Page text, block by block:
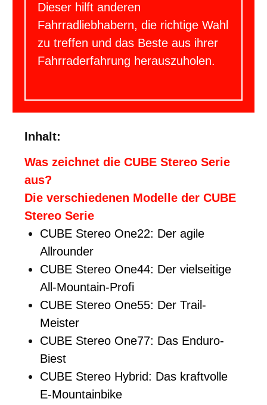
Dieser hilft anderen
Fahrradliebhabern, die richtige Wahl
zu treffen und das Beste aus ihrer
Fahrraderfahrung herauszuholen.
Inhalt:
Was zeichnet die CUBE Stereo Serie
aus?
Die verschiedenen Modelle der CUBE
Stereo Serie
CUBE Stereo One22: Der agile
Allrounder
CUBE Stereo One44: Der vielseitige
All-Mountain-Profi
CUBE Stereo One55: Der Trail-
Meister
CUBE Stereo One77: Das Enduro-
Biest
CUBE Stereo Hybrid: Das kraftvolle
E-Mountainbike